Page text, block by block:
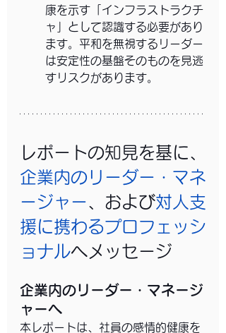
康を示す「インフラストラクチ
ャ」として認識する必要があり
ます。平和を無視するリーダー
は安定性の基盤そのものを見逃
すリスクがあります。
レポートの知見を基に、
企業内のリーダー・マネ
ージャー、および対人支
援に携わるプロフェッシ
ョナルへメッセージ
企業内のリーダー・マネージ
ャーへ
本レポートは、社員の感情的健康を